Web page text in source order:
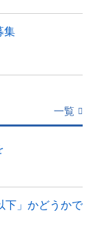
集
一覧
下」かどうかで